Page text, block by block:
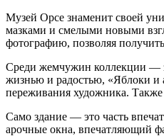
Музей Орсе знаменит своей
мазками и смелыми новыми
фотографию, позволяя
Среди жемчужин коллекции —
жизнью и радостью, «Яблоки и
переживания художника.
Само здание — это часть
арочные окна, впечатляющий